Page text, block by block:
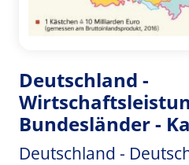
Deutschland -
Bundesländer -
Deutschland -